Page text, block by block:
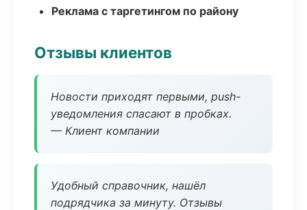
Реклама с таргетингом по району
Отзывы клиентов
Новости приходят первыми, push-
уведомления спасают в пробках.
— Клиент компании
Удобный справочник, нашёл
подрядчика за минуту. Отзывы